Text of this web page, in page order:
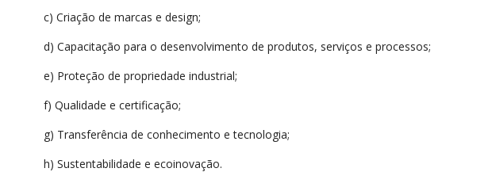
c) Criação de marcas e design;
d) Capacitação para o desenvolvimento de produtos, serviços e processos;
e) Proteção de propriedade industrial;
f) Qualidade e certificação;
g) Transferência de conhecimento e tecnologia;
h) Sustentabilidade e ecoinovação.